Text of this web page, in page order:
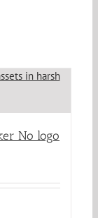
No logo